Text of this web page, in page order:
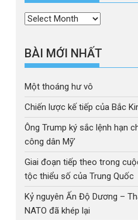
Thời
BÀI MỚI NHẤT
Một thoáng hư vô
Chiến lược kế tiếp của Bắc
Ông Trump ký sắc lệnh hạn
công dân Mỹ’
Giai đoạn tiếp theo trong
tộc thiểu số của Trung Quốc
Kỷ nguyên Ấn Độ Dương –
NATO đã khép lại